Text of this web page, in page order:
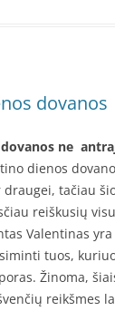
dovanos
ne
dienos
tačiau
reiškusių
Valentinas
tuos,
Žinoma,
reikšmes